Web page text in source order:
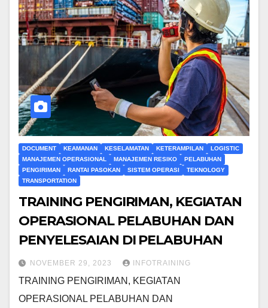
DOCUMENT KEAMANAN KESELAMATAN KETERAMPILAN
LOGISTIC
MANAJEMEN OPERASIONAL
MANAJEMEN RESIKO
PELABUHAN
PENGIRIMAN
RANTAI PASOKAN SISTEM OPERASI
TEKNOLOGY
TRANSPORTATION
TRAINING PENGIRIMAN, KEGIATAN
OPERASIONAL PELABUHAN DAN
PENYELESAIAN DI PELABUHAN
NOVEMBER 29, 2023 INFOTRAINING
TRAINING PENGIRIMAN, KEGIATAN
OPERASIONAL PELABUHAN DAN